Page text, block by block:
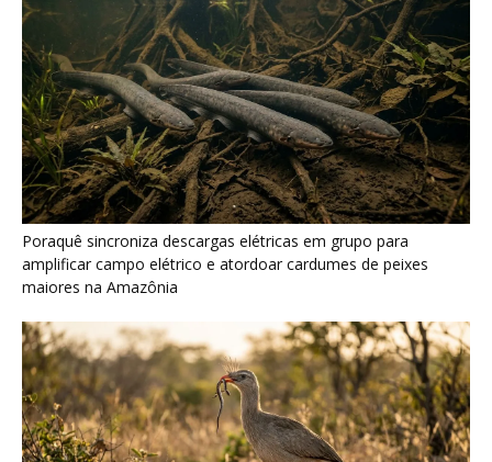
Seriema combina corridas em alta velocidade e arremessos
contra rochas para imobilizar serpentes peçonhentas no
cerrado